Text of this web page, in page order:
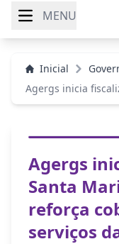
MENU
Inicial
Agergs inicia
Agergs
Santa
reforça
serviços